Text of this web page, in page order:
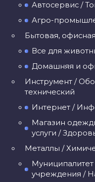
Автосервис /
Агро-
Бытовая,
Все для
Домашняя и
Инструмент /
технический
Интернет /
Магазин
услуги /
Металлы /
учреждения /